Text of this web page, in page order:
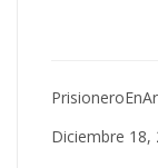
Diciembre 18,